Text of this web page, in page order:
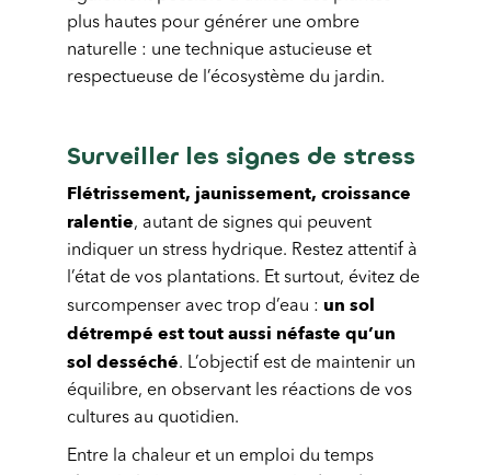
plus hautes pour générer une ombre
naturelle : une technique astucieuse et
respectueuse de l’écosystème du jardin.
Surveiller les signes de stress
Flétrissement, jaunissement, croissance
ralentie, autant de signes qui peuvent
indiquer un stress hydrique. Restez attentif à
l’état de vos plantations. Et surtout, évitez de
surcompenser avec trop d’eau : un sol
détrempé est tout aussi néfaste qu’un
sol desséché. L’objectif est de maintenir un
équilibre, en observant les réactions de vos
cultures au quotidien.
Entre la chaleur et un emploi du temps